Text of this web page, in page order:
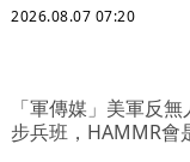
2026.08.07 07:20
「軍傳媒」美軍反
步兵班，HAMMR會